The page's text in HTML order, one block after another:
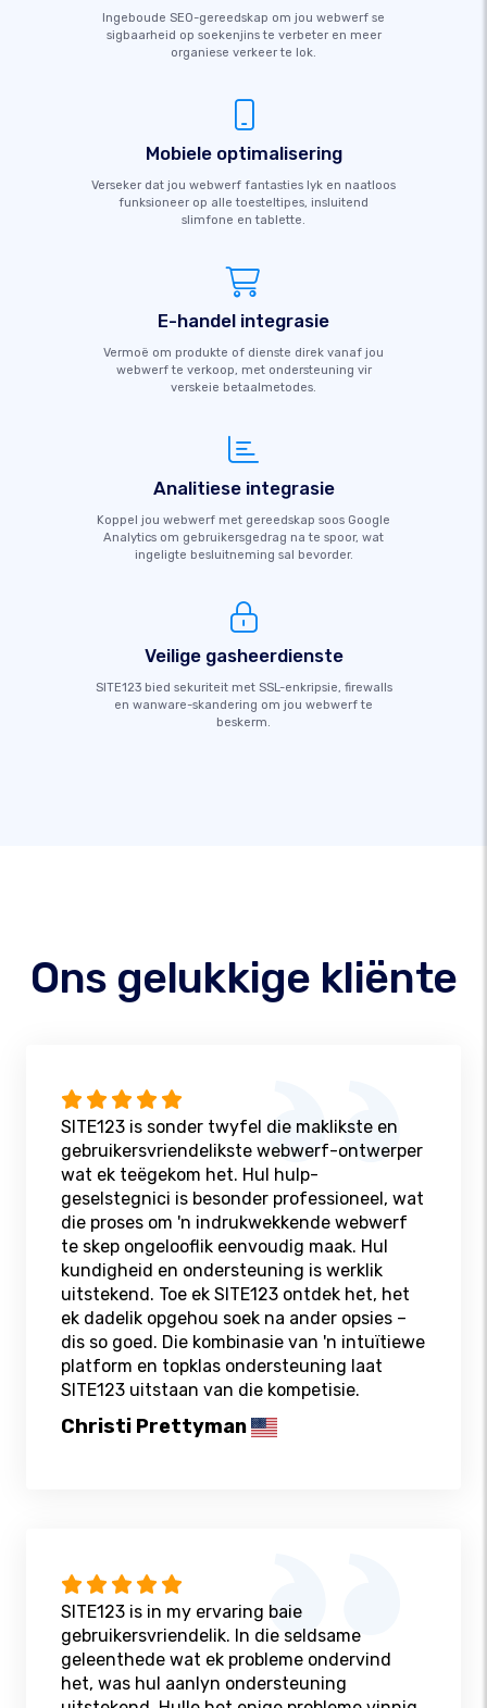
Ingeboude SEO-gereedskap om jou webwerf se
sigbaarheid op soekenjins te verbeter en meer
organiese verkeer te lok.
Mobiele optimalisering
Verseker dat jou webwerf fantasties lyk en naatloos
funksioneer op alle toesteltipes, insluitend
slimfone en tablette.
E-handel integrasie
Vermoë om produkte of dienste direk vanaf jou
webwerf te verkoop, met ondersteuning vir
verskeie betaalmetodes.
Analitiese integrasie
Koppel jou webwerf met gereedskap soos Google
Analytics om gebruikersgedrag na te spoor, wat
ingeligte besluitneming sal bevorder.
Veilige gasheerdienste
SITE123 bied sekuriteit met SSL-enkripsie, firewalls
en wanware-skandering om jou webwerf te
beskerm.
Ons gelukkige kliënte
SITE123 is sonder twyfel die maklikste en
gebruikersvriendelikste webwerf-ontwerper
wat ek teëgekom het. Hul hulp-
geselstegnici is besonder professioneel, wat
die proses om 'n indrukwekkende webwerf
te skep ongelooflik eenvoudig maak. Hul
kundigheid en ondersteuning is werklik
uitstekend. Toe ek SITE123 ontdek het, het
ek dadelik opgehou soek na ander opsies –
dis so goed. Die kombinasie van 'n intuïtiewe
platform en topklas ondersteuning laat
SITE123 uitstaan ​​van die kompetisie.
Christi Prettyman
SITE123 is in my ervaring baie
gebruikersvriendelik. In die seldsame
geleenthede wat ek probleme ondervind
het, was hul aanlyn ondersteuning